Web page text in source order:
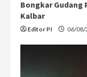
Bongkar Gudang
Kalbar
Editor PI 06/08/